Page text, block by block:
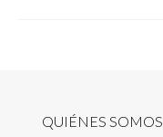
QUIÉNES SOMOS